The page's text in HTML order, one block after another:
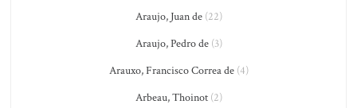
Araujo, Juan de(22)
Araujo, Pedro de(3)
Arauxo, Francisco Correa de(4)
Arbeau, Thoinot(2)